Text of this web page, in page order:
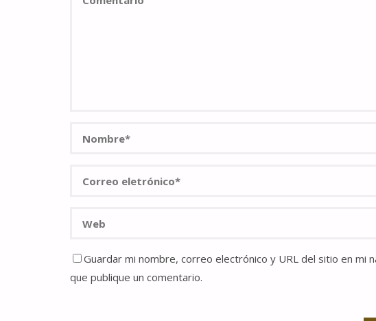
Guardar mi nombre, correo electrónico y URL del sitio en mi
que publique un comentario.